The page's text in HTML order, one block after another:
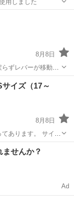
します 1週間程度使用しました
8月8日
ずレバーが移動し
8月8日
あります。 サイズ
ませんか？
Ad